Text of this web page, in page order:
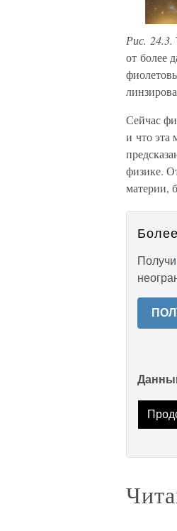
Рис. 24.3.
от более
Сейчас
и что эта
физике.
материи,
Получи